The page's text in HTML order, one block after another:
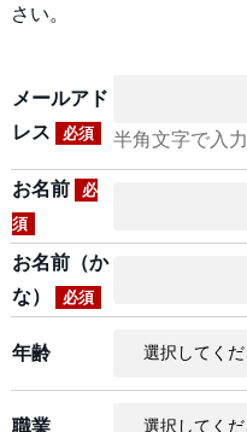
さい。
メールアド
レス
必須 半角文字で入力
お名前
必
須
お名前（か
な）
必須
年齢
職業